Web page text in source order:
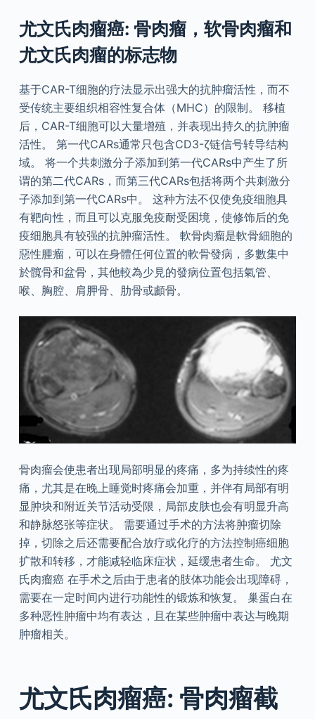
尤文氏肉瘤癌: 骨肉瘤，软骨肉瘤和
尤文氏肉瘤的标志物
基于CAR-T细胞的疗法显示出强大的抗肿瘤活性，而不
受传统主要组织相容性复合体（MHC）的限制。 移植
后，CAR-T细胞可以大量增殖，并表现出持久的抗肿瘤
活性。 第一代CARs通常只包含CD3-ζ链信号转导结构
域。 将一个共刺激分子添加到第一代CARs中产生了所
谓的第二代CARs，而第三代CARs包括将两个共刺激分
子添加到第一代CARs中。 这种方法不仅使免疫细胞具
有靶向性，而且可以克服免疫耐受困境，使修饰后的免
疫细胞具有较强的抗肿瘤活性。 軟骨肉瘤是軟骨細胞的
惡性腫瘤，可以在身體任何位置的軟骨發病，多數集中
於髖骨和盆骨，其他較為少見的發病位置包括氣管、
喉、胸腔、肩胛骨、肋骨或顱骨。
骨肉瘤会使患者出现局部明显的疼痛，多为持续性的疼
痛，尤其是在晚上睡觉时疼痛会加重，并伴有局部有明
显肿块和附近关节活动受限，局部皮肤也会有明显升高
和静脉怒张等症状。 需要通过手术的方法将肿瘤切除
掉，切除之后还需要配合放疗或化疗的方法控制癌细胞
扩散和转移，才能减轻临床症状，延缓患者生命。 尤文
氏肉瘤癌 在手术之后由于患者的肢体功能会出现障碍，
需要在一定时间内进行功能性的锻炼和恢复。 巢蛋白在
多种恶性肿瘤中均有表达，且在某些肿瘤中表达与晚期
肿瘤相关。
尤文氏肉瘤癌: 骨肉瘤截